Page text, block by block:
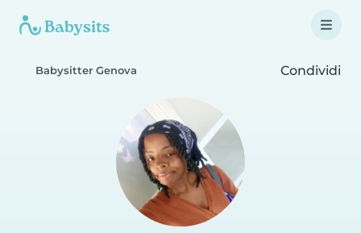
Babysitter Genova Condividi